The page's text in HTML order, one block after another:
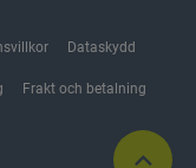
Dataskydd
Frakt och betalning